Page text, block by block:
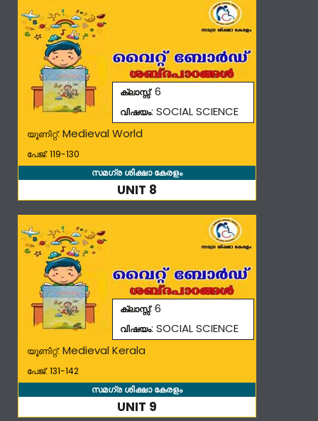
ക്ലാസ്സ്: 6
വിഷയം: SOCIAL SCIENCE
യൂണിറ്റ്: Medieval World
പേജ്: 119-130
സമഗ്ര ശിക്ഷാ കേരളം
UNIT 8
ക്ലാസ്സ്: 6
വിഷയം: SOCIAL SCIENCE
യൂണിറ്റ്: Medieval Kerala
പേജ്: 131-142
സമഗ്ര ശിക്ഷാ കേരളം
UNIT 9